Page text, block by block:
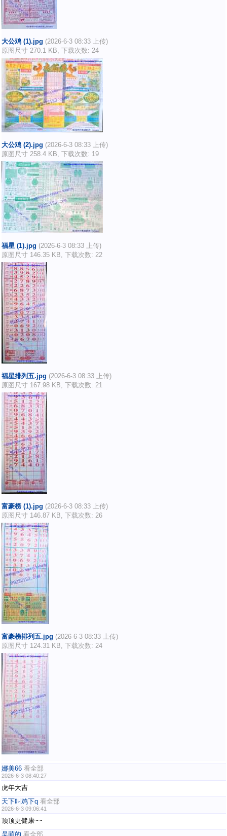
大公鸡 (1).jpg (2026-6-3 08:33 上传)
原图尺寸 270.1 KB, 下载次数: 24
大公鸡 (2).jpg (2026-6-3 08:33 上传)
原图尺寸 258.4 KB, 下载次数: 19
福星 (1).jpg (2026-6-3 08:33 上传)
原图尺寸 146.35 KB, 下载次数: 22
福星排列五.jpg (2026-6-3 08:33 上传)
原图尺寸 167.98 KB, 下载次数: 21
富豪榜 (1).jpg (2026-6-3 08:33 上传)
原图尺寸 146.87 KB, 下载次数: 26
富豪榜排列五.jpg (2026-6-3 08:33 上传)
原图尺寸 124.31 KB, 下载次数: 24
娜美66 看全部
2026-6-3 08:40:27
虎年大吉
天下叫鸡下q 看全部
2026-6-3 09:06:41
顶顶更健康~~
吴萌的 看全部